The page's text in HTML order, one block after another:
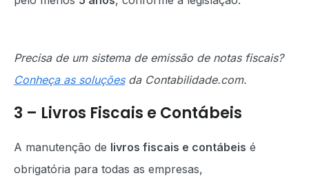
Precisa de um sistema de emissão de notas fiscais?
Conheça as soluçõesda Contabilidade.com.
3 – Livros Fiscais e Contábeis
A manutenção de livros fiscais e contábeis é
obrigatória para todas as empresas,